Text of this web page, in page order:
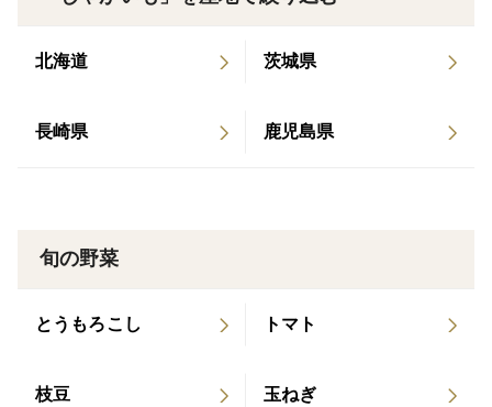
🛒お届けについて
しており、収穫の状況やじゃがいもの大きさにより個数
しますが、大小混ざることがございますので、ご理解い
●皮について： 新じゃがは非常に皮が薄いため、収穫時
鮮な新じゃがの性質ですので、ご理解いただけますと幸
北海道 茨城県
長崎県 鹿児島県
旬の野菜
とうもろこし トマト
枝豆 玉ねぎ